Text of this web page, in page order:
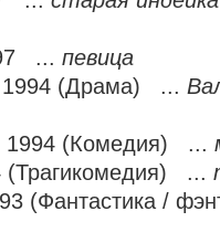
... певица
(Драма) ...
1994 (Комедия) ...
(Трагикомедия) ...
(Фантастика /